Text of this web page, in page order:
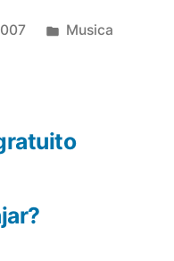
Posted
Musica